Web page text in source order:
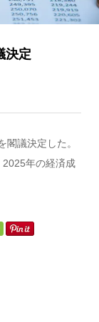
決定
議決定した。
2025年の経済成